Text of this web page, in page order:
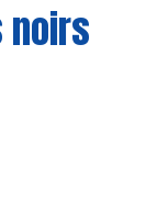
noirs